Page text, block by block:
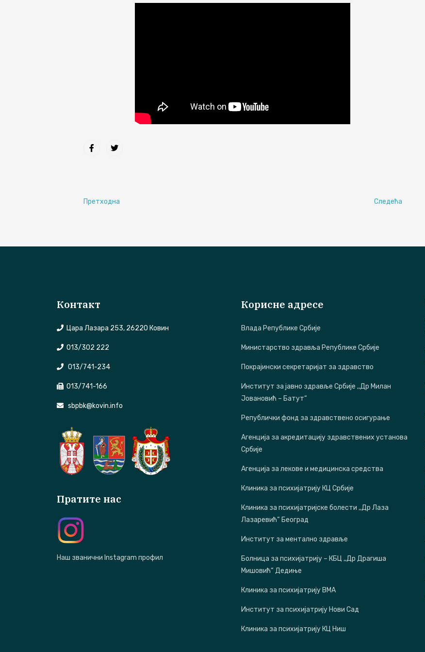
Претходна Следећа
Контакт
Цара Лазара 253, 26220 Ковин
013/302 222
013/741-234
013/741-166
sbpbk@kovin.info
Пратите нас
Наш званични Instagram профил
Корисне адресе
Влада Републике Србије
Министарство здравља Републике Србије
Покрајински секретаријат за здравство
Институт за јавно здравље Србије ,,Др Милан
Јовановић – Батут“
Републички фонд за здравствено осигурање
Агенција за акредитацију здравствених установа
Србије
Агенција за лекове и медицинска средства
Клиника за психијатрију КЦ Србије
Клиника за психијатријске болести ,,Др Лаза
Лазаревић“ Београд
Институт за ментално здравље
Болница за психијатрију – КБЦ ,,Др Драгиша
Мишовић“ Дедиње
Клиника за психијатрију ВМА
Институт за психијатрију Нови Сад
Клиника за психијатрију КЦ Ниш